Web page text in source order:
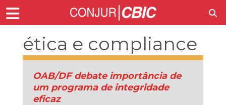
ética e compliance
OAB/DF debate importância de
um programa de integridade
eficaz